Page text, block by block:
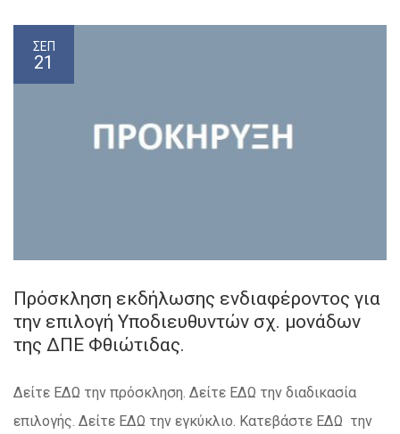
ΣΕΠ
21
Πρόσκληση εκδήλωσης ενδιαφέροντος για
την επιλογή Υποδιευθυντών σχ. μονάδων
της ΔΠΕ Φθιώτιδας.
Δείτε ΕΔΩ την πρόσκληση. Δείτε ΕΔΩ την διαδικασία
επιλογής. Δείτε ΕΔΩ την εγκύκλιο. Κατεβάστε ΕΔΩ την